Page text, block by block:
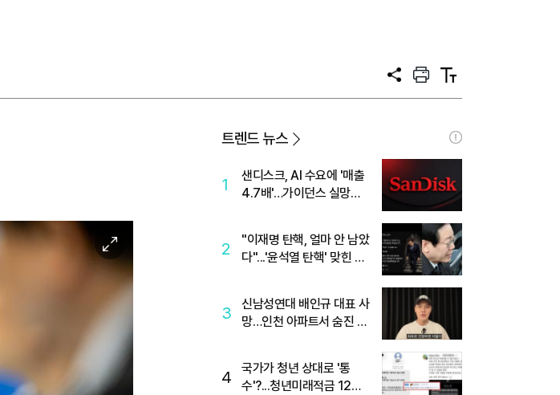
공
프
트
텍
트
이
미
확
대
트렌드 뉴스
1
샌디스크, AI 수요에 '매출
4.7배'…가이던스 실망에
2
"이재명 탄핵, 얼마 안 남았
다"...'윤석열 탄핵' 맞힌 무
3
신남성연대 배인규 대표 사
망…인천 아파트서 숨진 채
4
국가가 청년 상대로 '통
수'?...청년미래적금 12%